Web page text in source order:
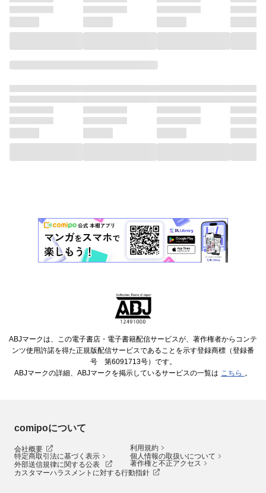
ABJマークは、この電子書店・電子書籍配信サービスが、著作権者からコンテ
ンツ使用許諾を得た正規版配信サービスであることを示す登録商標（登録番
号 第6091713号）です。
ABJマークの詳細、ABJマークを掲示しているサービスの一覧は こちら 。
comipoについて
会社概要
利用規約
特定商取引法に基づく表示
個人情報の取扱いについて
外部送信規律に関する公表
著作権と不正アクセス
カスタマーハラスメントに対する行動指針